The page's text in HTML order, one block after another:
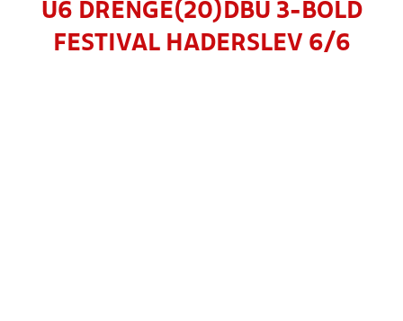
U6 DRENGE(20)DBU 3-BOLD
FESTIVAL HADERSLEV 6/6